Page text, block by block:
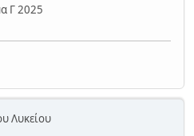
5 προσπάθειες
float(input(
f"Προσπάθεια
1
Γ 2025
Λυκείου